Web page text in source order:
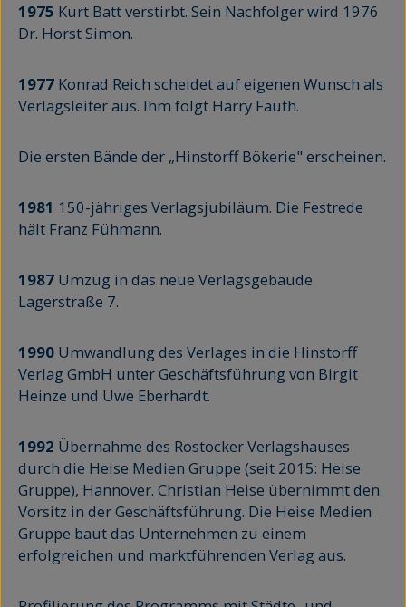
1975 Kurt Batt verstirbt. Sein Nachfolger wird 1976
Dr. Horst Simon.
1977 Konrad Reich scheidet auf eigenen Wunsch als
Verlagsleiter aus. Ihm folgt Harry Fauth.
Die ersten Bände der „Hinstorff Bökerie" erscheinen.
1981 150-jähriges Verlagsjubiläum. Die Festrede
hält Franz Fühmann.
1987 Umzug in das neue Verlagsgebäude
Lagerstraße 7.
1990 Umwandlung des Verlages in die Hinstorff
Verlag GmbH unter Geschäftsführung von Birgit
Heinze und Uwe Eberhardt.
1992 Übernahme des Rostocker Verlagshauses
durch die Heise Medien Gruppe (seit 2015: Heise
Gruppe), Hannover. Christian Heise übernimmt den
Vorsitz in der Geschäftsführung. Die Heise Medien
Gruppe baut das Unternehmen zu einem
erfolgreichen und marktführenden Verlag aus.